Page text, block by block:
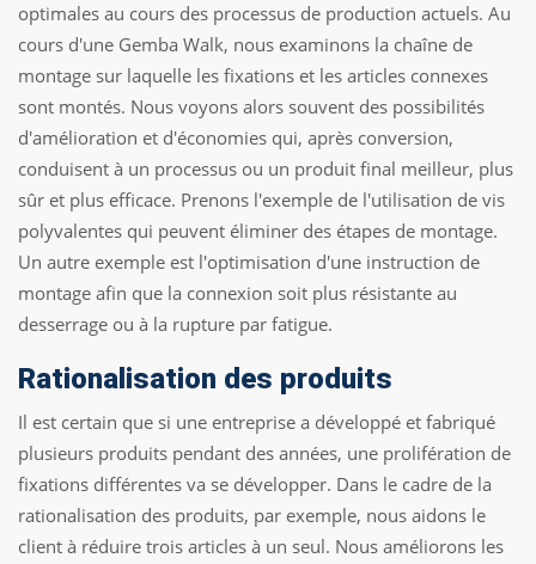
optimales au cours des processus de production actuels. Au
cours d'une Gemba Walk, nous examinons la chaîne de
montage sur laquelle les fixations et les articles connexes
sont montés. Nous voyons alors souvent des possibilités
d'amélioration et d'économies qui, après conversion,
conduisent à un processus ou un produit final meilleur, plus
sûr et plus efficace. Prenons l'exemple de l'utilisation de vis
polyvalentes qui peuvent éliminer des étapes de montage.
Un autre exemple est l'optimisation d'une instruction de
montage afin que la connexion soit plus résistante au
desserrage ou à la rupture par fatigue.
Rationalisation des produits
Il est certain que si une entreprise a développé et fabriqué
plusieurs produits pendant des années, une prolifération de
fixations différentes va se développer. Dans le cadre de la
rationalisation des produits, par exemple, nous aidons le
client à réduire trois articles à un seul. Nous améliorons les